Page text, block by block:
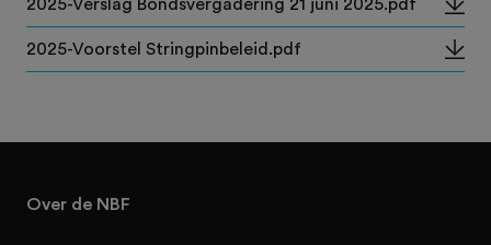
2025-Verslag Bondsvergadering 21 juni 2025.pdf
2025-Voorstel Stringpinbeleid.pdf
Over de NBF